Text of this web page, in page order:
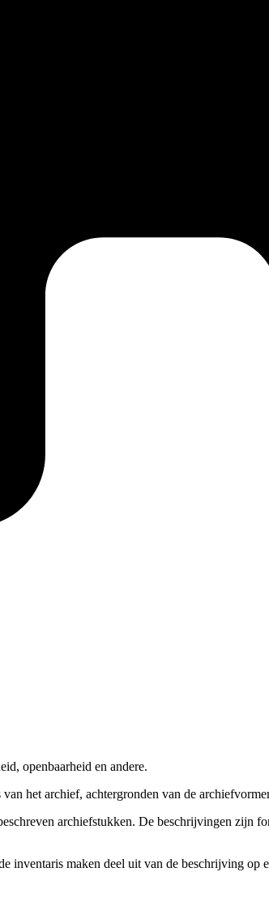
openbaarheid en andere.
het archief, achtergronden van de
archiefstukken. De beschrijvingen zijn
maken deel uit van de beschrijving op